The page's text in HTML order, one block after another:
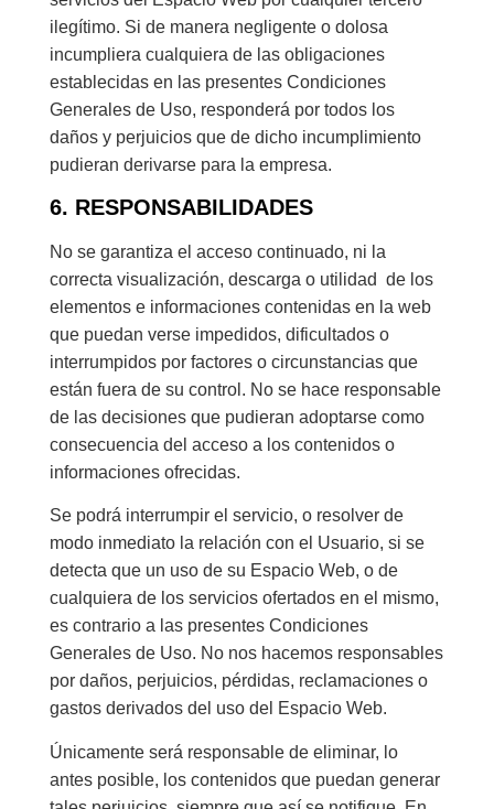
ilegítimo. Si de manera negligente o dolosa
incumpliera cualquiera de las obligaciones
establecidas en las presentes Condiciones
Generales de Uso, responderá por todos los
daños y perjuicios que de dicho incumplimiento
pudieran derivarse para la empresa.
6. RESPONSABILIDADES
No se garantiza el acceso continuado, ni la
correcta visualización, descarga o utilidad de los
elementos e informaciones contenidas en la web
que puedan verse impedidos, dificultados o
interrumpidos por factores o circunstancias que
están fuera de su control. No se hace responsable
de las decisiones que pudieran adoptarse como
consecuencia del acceso a los contenidos o
informaciones ofrecidas.
Se podrá interrumpir el servicio, o resolver de
modo inmediato la relación con el Usuario, si se
detecta que un uso de su Espacio Web, o de
cualquiera de los servicios ofertados en el mismo,
es contrario a las presentes Condiciones
Generales de Uso. No nos hacemos responsables
por daños, perjuicios, pérdidas, reclamaciones o
gastos derivados del uso del Espacio Web.
Únicamente será responsable de eliminar, lo
antes posible, los contenidos que puedan generar